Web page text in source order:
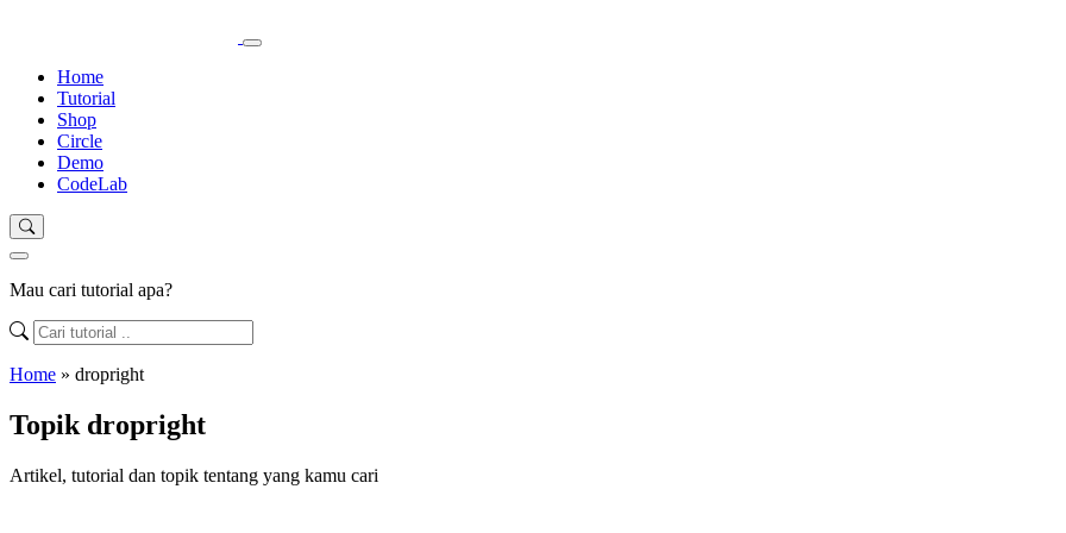
Home
Tutorial
Shop
Circle
Demo
CodeLab
Mau cari tutorial apa?
Home » dropright
Topik dropright
Artikel, tutorial dan topik tentang yang kamu cari